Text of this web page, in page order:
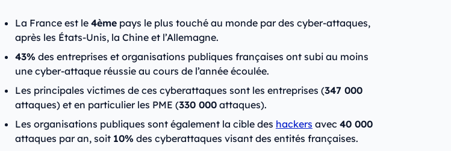
La France est le 4èmepays le plus touché au monde par des cyber-attaques,
après les États-Unis, la Chine et l’Allemagne.
43% des entreprises et organisations publiques françaises ont subi au moins
une cyber-attaque réussie au cours de l’année écoulée.
Les principales victimes de ces cyberattaques sont les entreprises (347 000
attaques) et en particulier les PME (330 000attaques).
Les organisations publiques sont également la cible des hackers avec 40 000
attaques par an, soit 10% des cyberattaques visant des entités françaises.